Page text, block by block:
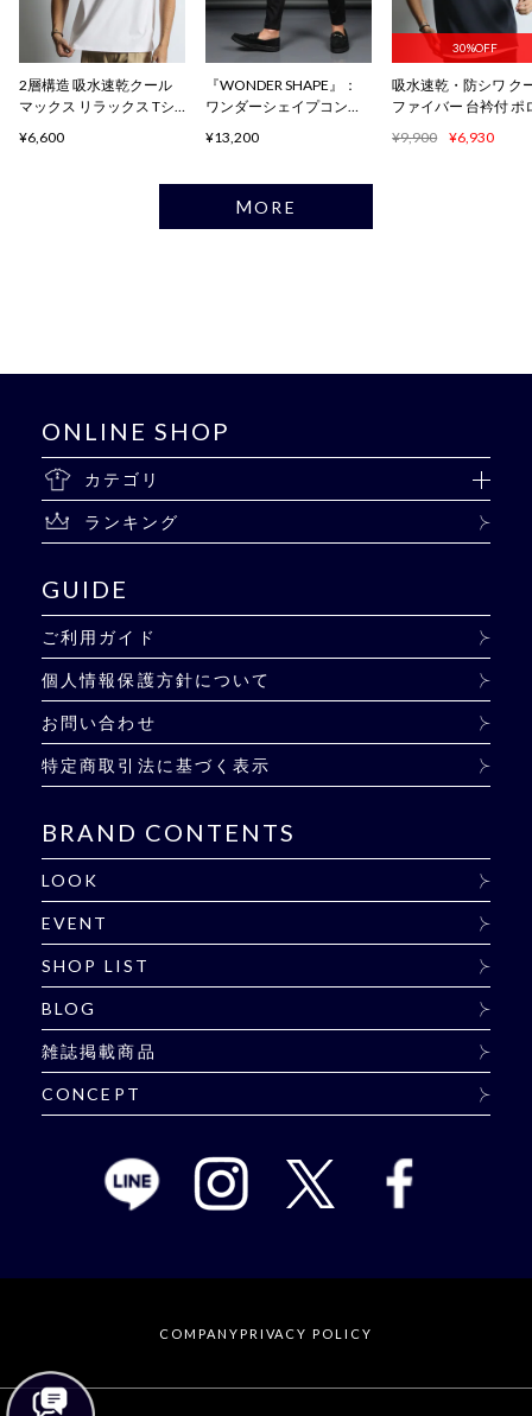
2層構造 吸水速乾クール
マックス リラックス Tシ
¥6,600
『WONDER SHAPE』：
ワンダーシェイプコンフ
¥13,200
30%OFF
吸水速乾・防シワ ク
ファイバー 台衿付 ポ
¥9,900 ¥6,930
MORE
ONLINE SHOP
カテゴリ
ランキング
GUIDE
ご利用ガイド
個人情報保護方針について
お問い合わせ
特定商取引法に基づく表示
BRAND CONTENTS
LOOK
EVENT
SHOP LIST
BLOG
雑誌掲載商品
CONCEPT
COMPANYPRIVACY POLICY